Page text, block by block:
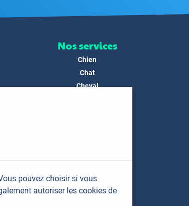
Nos services
Chien
Chat
Cheval
FAQ
Contact
pouvez choisir si vous
autoriser les cookies de